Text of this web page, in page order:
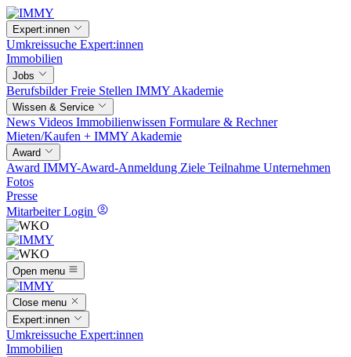
Expert:innen
Umkreissuche Expert:innen
Immobilien
Jobs
BerufsbilderFreie Stellen IMMY Akademie
Wissen & Service
News Videos Immobilienwissen Formulare & Rechner
Mieten/Kaufen + IMMY Akademie
Award
Award IMMY-Award-Anmeldung Ziele Teilnahme Unternehmen
Fotos
Presse
Mitarbeiter Login
Open menu
Close menu
Expert:innen
Umkreissuche Expert:innen
Immobilien